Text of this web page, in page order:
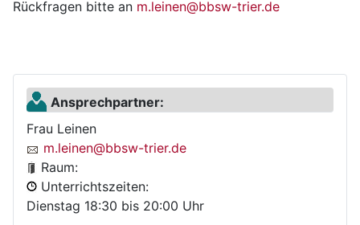
Rückfragen bitte an m.leinen@bbsw-trier.de
Ansprechpartner:
Frau Leinen
m.leinen@bbsw-trier.de
Raum:
Unterrichtszeiten:
Dienstag 18:30 bis 20:00 Uhr